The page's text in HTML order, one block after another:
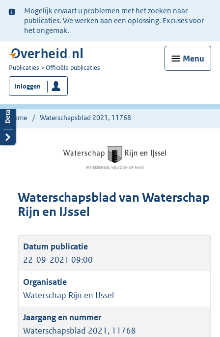
Ter
informatie:
Mogelijk ervaart u problemen met het zoeken naar
publicaties. We werken aan een oplossing. Excuses voor
het ongemak.
Menu
U
bent
nu
hier:
Publicaties Officiële publicaties
Inloggen
Home Waterschapsblad 2021, 11768
Waterschapsblad van Waterschap
Rijn en IJssel
22-09-2021 09:00
Waterschap Rijn en IJssel
Waterschapsblad 2021, 11768